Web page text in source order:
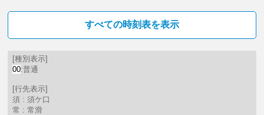
すべての時刻表を表示
[種別表示]
00:普通
[行先表示]
須 : 須ケ口
常 : 常滑